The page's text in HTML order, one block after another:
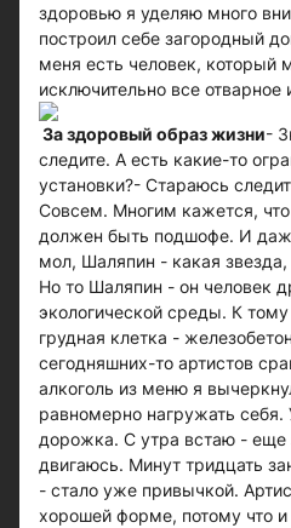
здоровью я уделяю много
построил себе загородный
меня есть человек, который
исключительно все отварное
За здоровый образ жизни-
следите. А есть какие-то
установки?- Стараюсь
Совсем. Многим кажется, что
должен быть подшофе. И
мол, Шаляпин - какая
Но то Шаляпин - он человек
экологической среды. К
грудная клетка -
сегодняшних-то артистов
алкоголь из меню я
равномерно нагружать
дорожка. С утра встаю - еще
двигаюсь. Минут тридцать
- стало уже привычкой.
хорошей форме, потому что и